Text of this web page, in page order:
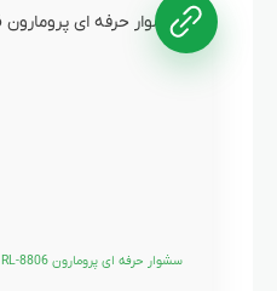
سشوار حرفه ای پرومارون RL-8806